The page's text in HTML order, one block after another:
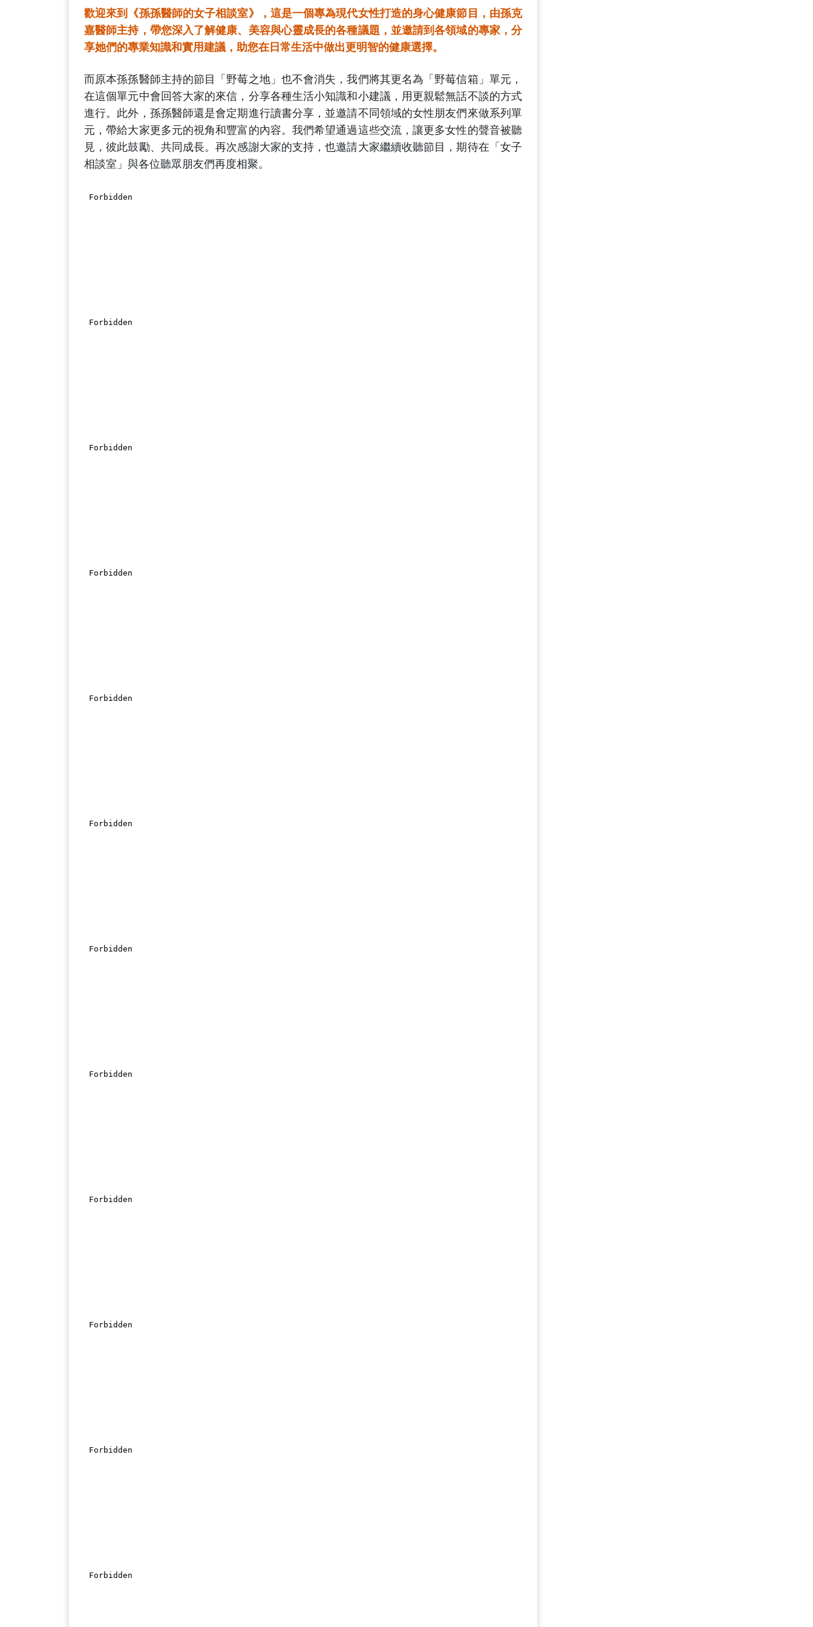
歡迎來到《孫孫醫師的女子相談室》，這是一個專為現代女性打造的身心健康節目，由孫克
嘉醫師主持，帶您深入了解健康、美容與心靈成長的各種議題，並邀請到各領域的專家，分
享她們的專業知識和實用建議，助您在日常生活中做出更明智的健康選擇。
而原本孫孫醫師主持的節目「野莓之地」也不會消失，我們將其更名為「野莓信箱」單元，
在這個單元中會回答大家的來信，分享各種生活小知識和小建議，用更親鬆無話不談的方式
進行。此外，孫孫醫師還是會定期進行讀書分享，並邀請不同領域的女性朋友們來做系列單
元，帶給大家更多元的視角和豐富的內容。我們希望通過這些交流，讓更多女性的聲音被聽
見，彼此鼓勵、共同成長。再次感謝大家的支持，也邀請大家繼續收聽節目，期待在「女子
相談室」與各位聽眾朋友們再度相聚。